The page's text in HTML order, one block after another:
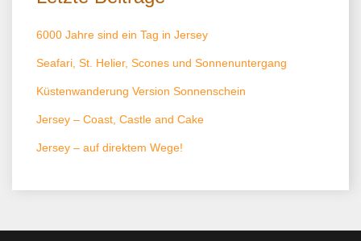
6000 Jahre sind ein Tag in Jersey
Seafari, St. Helier, Scones und Sonnenuntergang
Küstenwanderung Version Sonnenschein
Jersey – Coast, Castle and Cake
Jersey – auf direktem Wege!